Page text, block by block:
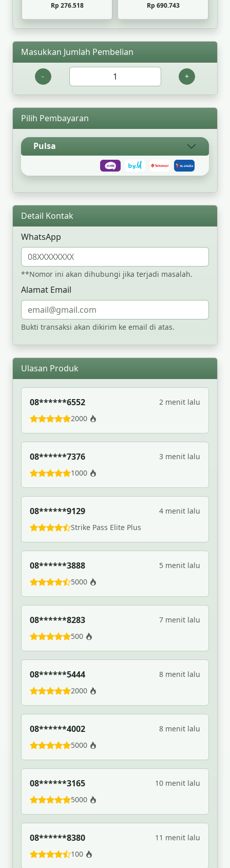
Rp 276.518 Rp 690.743
Masukkan Jumlah Pembelian
- +
Pilih Pembayaran
Pulsa
Detail Kontak
WhatsApp
**Nomor ini akan dihubungi jika terjadi masalah.
Alamat Email
Bukti transaksi akan dikirim ke email di atas.
Ulasan Produk
08******6552
2 menit lalu
2000
08******7376
3 menit lalu
1000
08******9129
4 menit lalu
Strike Pass Elite Plus
08******3888
5 menit lalu
5000
08******8283
7 menit lalu
500
08******5444
8 menit lalu
2000
08******4002
8 menit lalu
5000
08******3165
10 menit lalu
5000
08******8380
11 menit lalu
100